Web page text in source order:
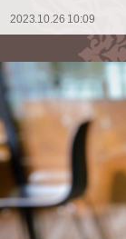
2023.10.26 10:09